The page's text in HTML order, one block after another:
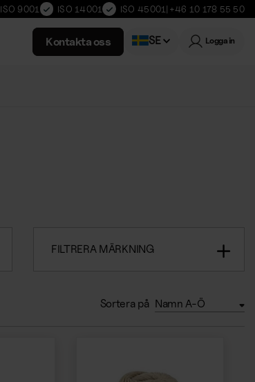
ISO 9001 ISO 14001 ISO 45001 | +46 10 178 55 50
Kontakta oss SE Logga in
FILTRERA MÄRKNING
Sortera på Namn A-Ö